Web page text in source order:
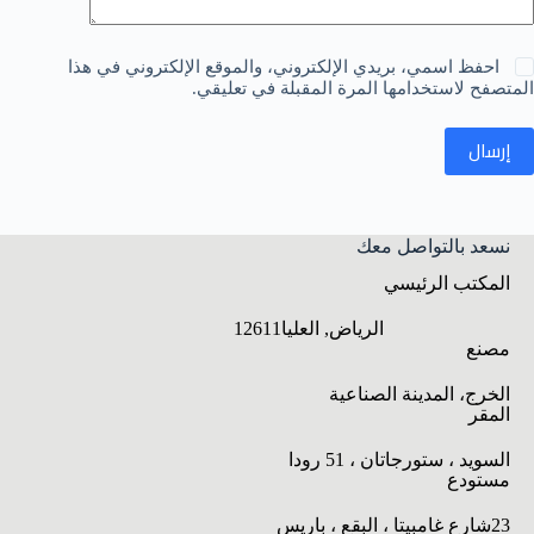
احفظ اسمي، بريدي الإلكتروني، والموقع الإلكتروني في هذا
المتصفح لاستخدامها المرة المقبلة في تعليقي.
إرسال
نسعد بالتواصل معك
المكتب الرئيسي
الرياض, العليا12611
مصنع
الخرج، المدينة الصناعية
المقر
السويد ، ستورجاتان ، 51 رودا
مستودع
23شارع غامبيتا ، البقع ، باريس